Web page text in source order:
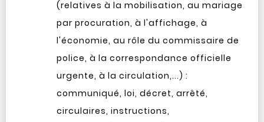
(relatives à la mobilisation, au mariage
par procuration, à l'affichage, à
l'économie, au rôle du commissaire de
police, à la correspondance officielle
urgente, à la circulation,...) :
communiqué, loi, décret, arrêté,
circulaires, instructions,